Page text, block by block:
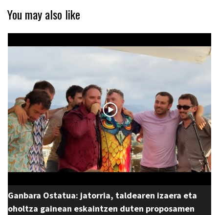
You may also like
Ganbara Ostatua: jatorria, taldearen izaera eta
oholtza gainean eskaintzen duten proposamen